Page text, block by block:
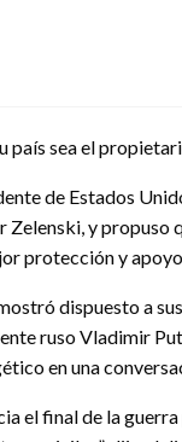
país sea el
de Estados
y propuso
protección y
dispuesto a
ruso Vladimir
en una
el final de la